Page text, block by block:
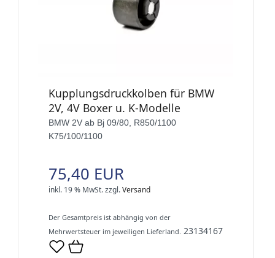
Kupplungsdruckkolben für BMW
2V, 4V Boxer u. K-Modelle
BMW 2V ab Bj 09/80, R850/1100
K75/100/1100
75,40 EUR
inkl. 19 % MwSt.zzgl.Versand
Der Gesamtpreis ist abhängig von der
Mehrwertsteuer im jeweiligen Lieferland. 23134167